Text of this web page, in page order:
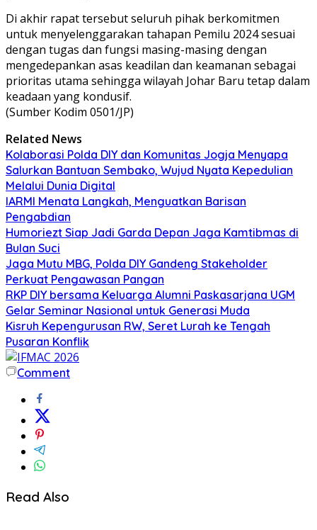
Di akhir rapat tersebut seluruh pihak berkomitmen
untuk menyelenggarakan tahapan Pemilu 2024 sesuai
dengan tugas dan fungsi masing-masing dengan
mengedepankan asas keadilan dan keamanan sebagai
prioritas utama sehingga wilayah Johar Baru tetap dalam
keadaan yang kondusif.
(Sumber Kodim 0501/JP)
Related News
Kolaborasi Polda DIY dan Komunitas Jogja Menyapa
Salurkan Bantuan Sembako, Wujud Nyata Kepedulian
Melalui Dunia Digital
IARMI Menata Langkah, Menguatkan Barisan
Pengabdian
Humoriezt Siap Jadi Garda Depan Jaga Kamtibmas di
Bulan Suci
Jaga Mutu MBG, Polda DIY Gandeng Stakeholder
Perkuat Pengawasan Pangan
RKP DIY bersama Keluarga Alumni Paskasarjana UGM
Gelar Seminar Nasional untuk Generasi Muda
Kisruh Kepengurusan RW, Seret Lurah ke Tengah
Pusaran Konflik
Comment
Read Also